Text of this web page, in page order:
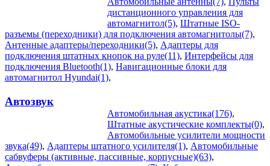
дистанционного управления для
автомагнитол(5), Штатные ISO-
разъемы (переходники) для подключения автомагнитолы(7),
Антенные адаптеры/переходники(5), Адаптеры для
подключения штатных кнопок на руле(11), Интерфейсы для
подключения Bluetooth(1), Навигационные блоки для
автомагнитол Hyundai(1),
Автозвук
Автомобильная акустика(176),
Штатные акустические комплекты(0),
Автомобильные усилители мощности
звука(49), Адаптеры штатного усилителя(1), Автомобильные
сабвуферы (активные, пассивные, корпусные)(63),